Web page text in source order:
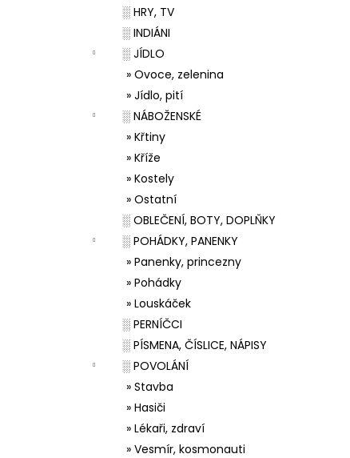
░ HRY, TV
░ INDIÁNI
░ JÍDLO
» Ovoce, zelenina
» Jídlo, pití
░ NÁBOŽENSKÉ
» Křtiny
» Kříže
» Kostely
» Ostatní
░ OBLEČENÍ, BOTY, DOPLŇKY
░ POHÁDKY, PANENKY
» Panenky, princezny
» Pohádky
» Louskáček
░ PERNÍČCI
░ PÍSMENA, ČÍSLICE, NÁPISY
░ POVOLÁNÍ
» Stavba
» Hasiči
» Lékaři, zdraví
» Vesmír, kosmonauti